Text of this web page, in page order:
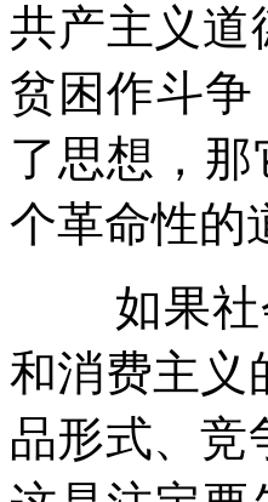
共产主义道
贫困作斗
了思想，
个革命性的
如果
和消费主义
品形式、竞